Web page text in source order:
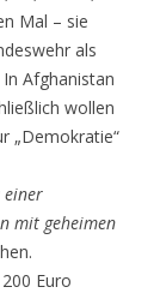
Mal – sie
als
Afghanistan
wollen
„Demokratie“
einer
mit geheimen
Euro